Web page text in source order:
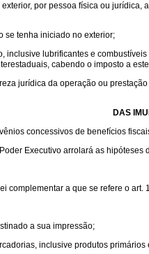
por pessoa física ou
se tenha iniciado no exterior;
inclusive lubrificantes e
cabendo o imposto a
jurídica da operação ou
DAS
concessivos de benefícios
Executivo arrolará as
complementar a que se refere o
a sua impressão;
inclusive produtos